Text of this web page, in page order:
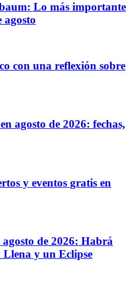
Lo más importante
agosto
con una reflexión sobre
agosto de 2026: fechas,
y eventos gratis en
de 2026: Habrá
y un Eclipse